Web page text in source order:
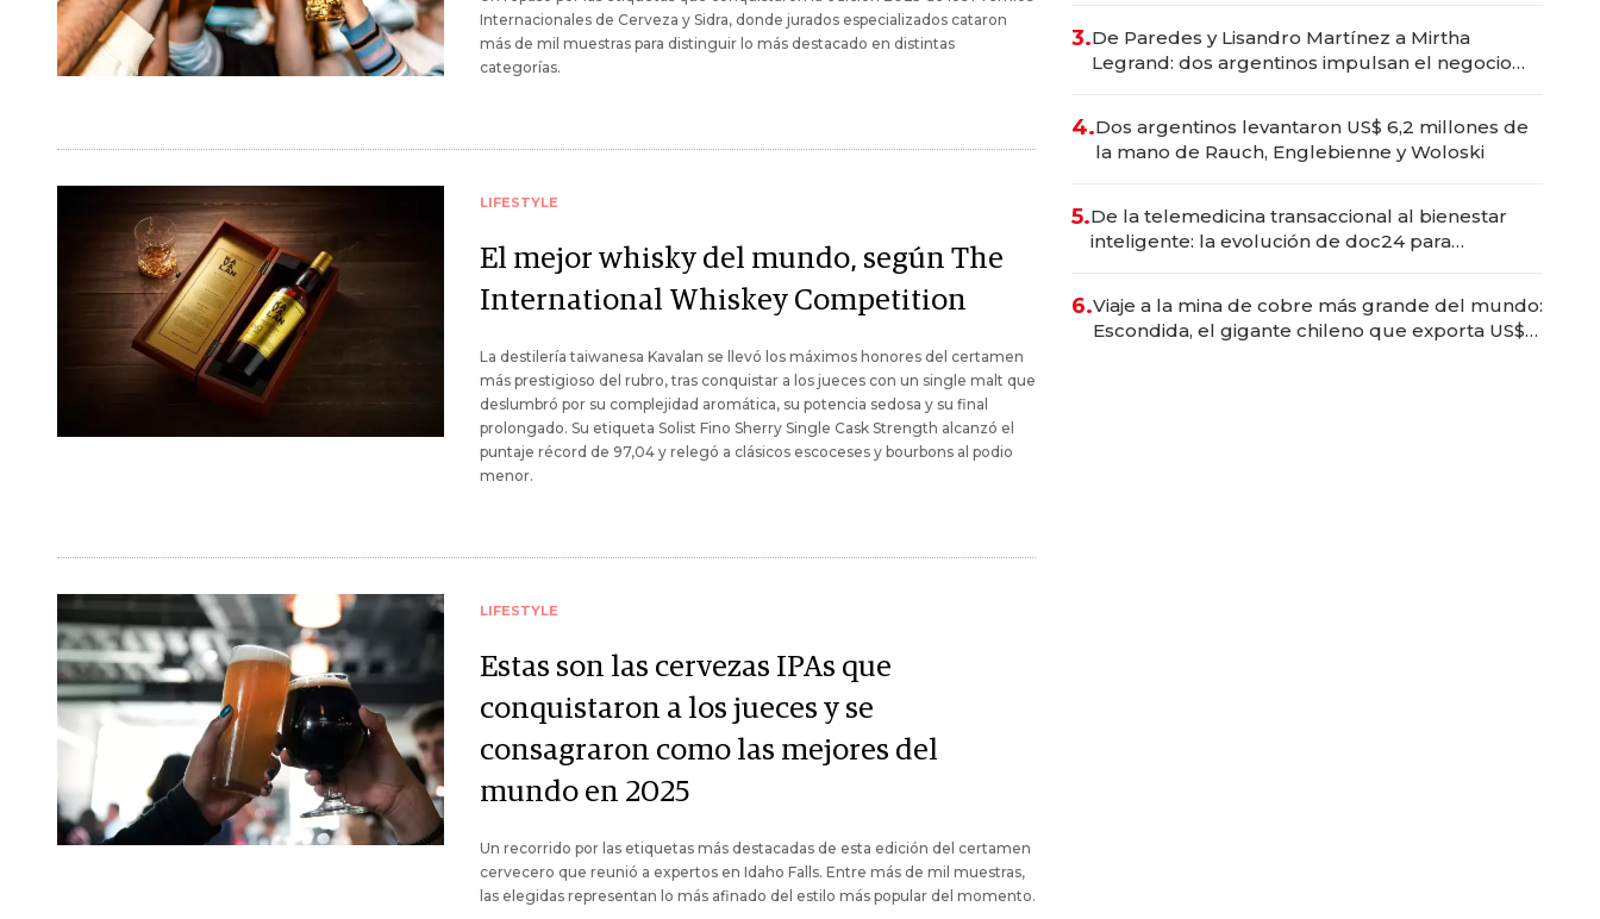
Internacionales de Cerveza y Sidra, donde jurados especializados cataron
más de mil muestras para distinguir lo más destacado en distintas
categorías.
LIFESTYLE
El mejor whisky del mundo, según The
International Whiskey Competition
La destilería taiwanesa Kavalan se llevó los máximos honores del certamen
más prestigioso del rubro, tras conquistar a los jueces con un single malt que
deslumbró por su complejidad aromática, su potencia sedosa y su final
prolongado. Su etiqueta Solist Fino Sherry Single Cask Strength alcanzó el
puntaje récord de 97,04 y relegó a clásicos escoceses y bourbons al podio
menor.
LIFESTYLE
Estas son las cervezas IPAs que
conquistaron a los jueces y se
consagraron como las mejores del
mundo en 2025
Un recorrido por las etiquetas más destacadas de esta edición del certamen
cervecero que reunió a expertos en Idaho Falls. Entre más de mil muestras,
las elegidas representan lo más afinado del estilo más popular del momento.
3.De Paredes y Lisandro Martínez a Mirtha
Legrand: dos argentinos impulsan el negocio
4.Dos argentinos levantaron US$ 6,2 millones de
la mano de Rauch, Englebienne y Woloski
5.De la telemedicina transaccional al bienestar
inteligente: la evolución de doc24 para
6.Viaje a la mina de cobre más grande del mundo:
Escondida, el gigante chileno que exporta US$